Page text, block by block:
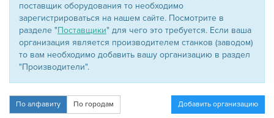
Справка
Регистрация/ Вход
Регистрация
Забыли пароль?
поставщик оборудования то необходимо
зарегистрироваться на нашем сайте. Посмотрите в
разделе "Поставщики" для чего это требуется. Если ваша
организация является производителем станков (заводом)
то вам необходимо добавить вашу организацию в раздел
"Производители".
Добавить организацию
По алфавиту По городам